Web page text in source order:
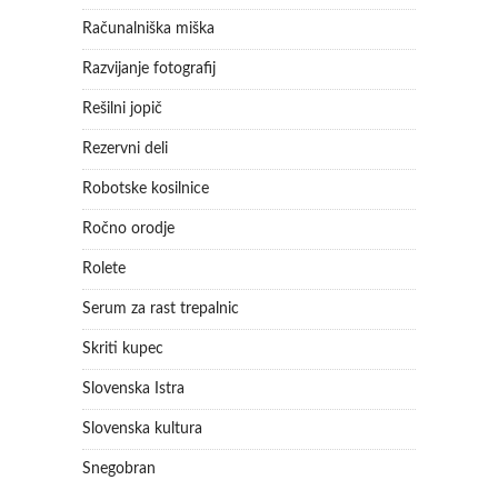
Računalniška miška
Razvijanje fotografij
Rešilni jopič
Rezervni deli
Robotske kosilnice
Ročno orodje
Rolete
Serum za rast trepalnic
Skriti kupec
Slovenska Istra
Slovenska kultura
Snegobran